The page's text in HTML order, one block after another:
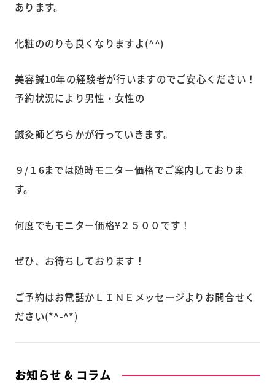
あります。
化粧ののりも良くなりますよ(^^)
美容鍼10年の経験者が行いますのでご安心ください！
予約状況により男性・女性の
鍼灸師どちらかが行っていきます。
９/１6までは随時モニター価格でご案内しておりま
す。
何度でもモニター価格¥２５００です！
ぜひ、お待ちしております！
ご予約はお電話かＬＩＮＥメッセージよりお問合せく
ださい(*^-^*)
お知らせ & コラム